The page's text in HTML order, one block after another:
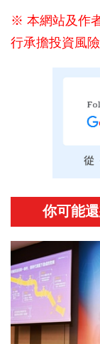
※ 本網站及作
行承擔投資風險